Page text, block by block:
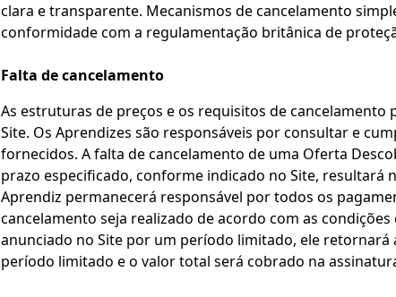
clara e transparente. Mecanismos de cancelamento
conformidade com a regulamentação britânica de
Falta de cancelamento
As estruturas de preços e os requisitos de cancelamento
Site. Os Aprendizes são responsáveis por consultar e
fornecidos. A falta de cancelamento de uma Oferta
prazo especificado, conforme indicado no Site, resultará
Aprendiz permanecerá responsável por todos os
cancelamento seja realizado de acordo com as
anunciado no Site por um período limitado, ele retornará
período limitado e o valor total será cobrado na